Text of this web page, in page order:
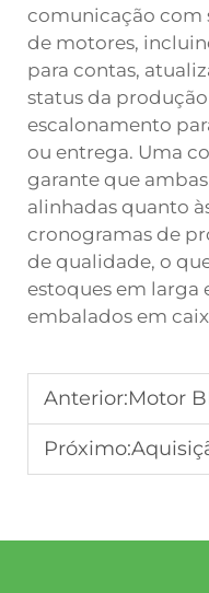
comunicação com
de motores,
para contas,
status da
escalonamento
ou entrega. Uma
garante que
alinhadas quanto
cronogramas de
de qualidade, o
estoques em larga
embalados em
Anterior:Motor BMW B58B30
Próximo:Aquisição Estratégica: